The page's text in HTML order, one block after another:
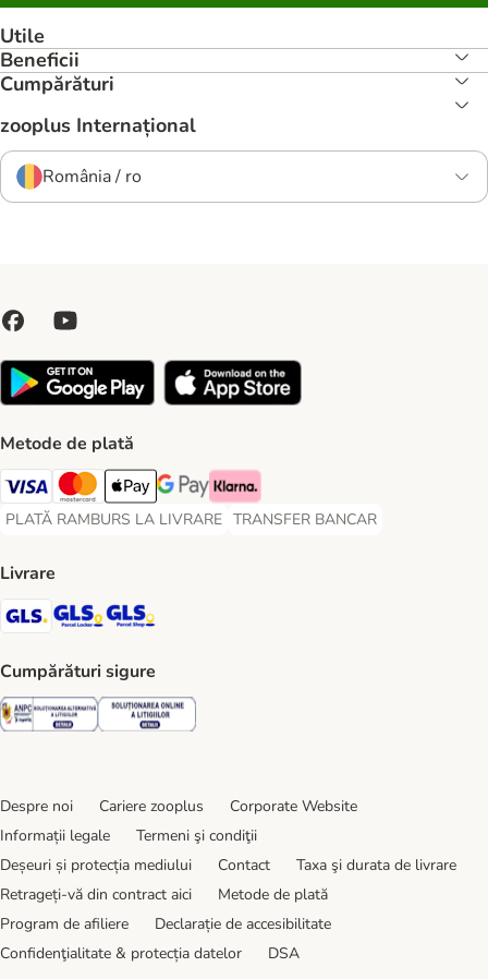
Utile
Beneficii
Cumpărături
zooplus Internațional
România / ro
Metode de plată
Visa Payment Method
Master Card Payment Method
Apple Pay Payment Method
Google Pay Payment Method
Klarna Payment Method
PLATĂ RAMBURS LA LIVRARE
PLATĂ RAMBURS LA LIVRARE Payment Method
TRANSFER BANCAR
TRANSFER BANCAR Payment
Livrare
GLS Shipping Method
GLS Locker Shipping Method
Cumpărături sigure
Security Security
Despre noi Cariere zooplus
Corporate Website
Informații legale
Termeni şi condiţii
Deșeuri și protecția mediului
Contact
Taxa şi durata de livrare
Retrageți-vă din contract aici
Metode de plată
Program de afiliere
Declarație de accesibilitate
Confidenţialitate & protecția datelor
DSA